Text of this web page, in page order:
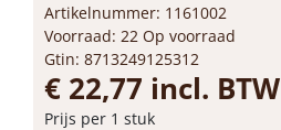
Artikelnummer: 1161002
Voorraad: 22 Op voorraad
Gtin: 8713249125312
€ 22,77 incl. BTW
Prijs per 1 stuk